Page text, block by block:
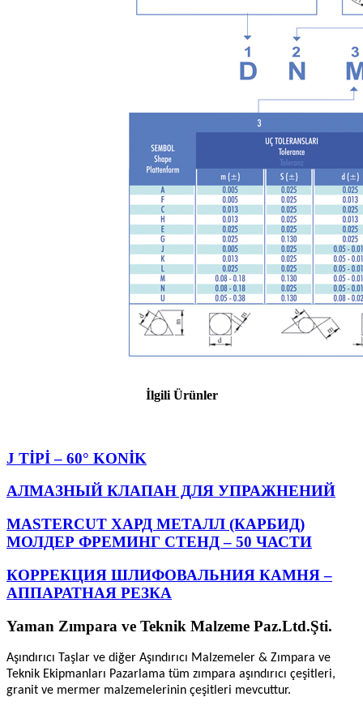
İlgili Ürünler
J TİPİ – 60° KONİK
АЛМАЗНЫЙ КЛАПАН ДЛЯ УПРАЖНЕНИЙ
MASTERCUT ХАРД МЕТАЛЛ (КАРБИД)
МОЛДЕР ФРЕМИНГ СТЕНД – 50 ЧАСТИ
КОРРЕКЦИЯ ШЛИФОВАЛЬНИЯ КАМНЯ –
АППАРАТНАЯ РЕЗКА
Yaman Zımpara ve Teknik Malzeme Paz.Ltd.Şti.
Aşındırıcı Taşlar ve diğer Aşındırıcı Malzemeler & Zımpara ve
Teknik Ekipmanları Pazarlama tüm zımpara aşındırıcı çeşitleri,
granit ve mermer malzemelerinin çeşitleri mevcuttur.